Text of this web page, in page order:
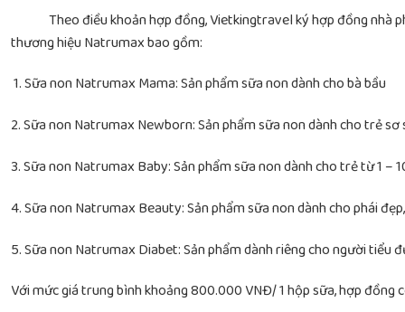
Theo điều khoản hợp đồng, Vietkingtravel ký hợp đồng nhà
thương hiệu Natrumax bao gồm:
1. Sữa non Natrumax Mama: Sản phẩm sữa non dành cho bà bầu
2. Sữa non Natrumax Newborn: Sản phẩm sữa non dành cho trẻ sơ
3. Sữa non Natrumax Baby: Sản phẩm sữa non dành cho trẻ từ 1 –
4. Sữa non Natrumax Beauty: Sản phẩm sữa non dành cho phái
5. Sữa non Natrumax Diabet: Sản phẩm dành riêng cho người tiểu
Với mức giá trung bình khoảng 800.000 VNĐ/ 1 hộp sữa, hợp đồng